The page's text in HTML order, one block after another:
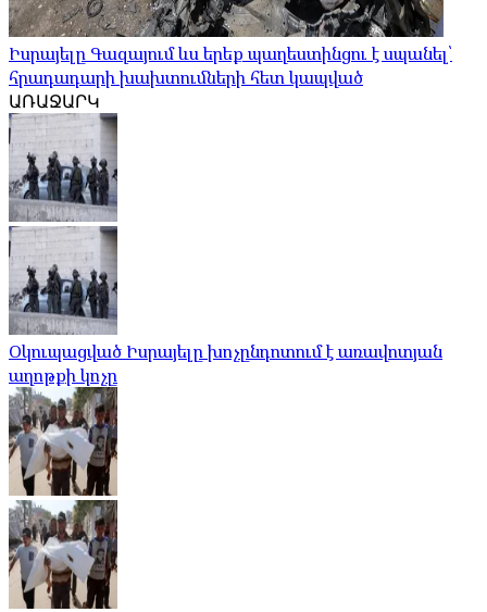
Իսրայելը Գազայում ևս երեք պաղեստինցու է սպանել՝
հրադադարի խախտումների հետ կապված
ԱՌԱՋԱՐԿ
Օկուպացված Իսրայելը խոչընդոտում է առավոտյան
աղոթքի կոչը